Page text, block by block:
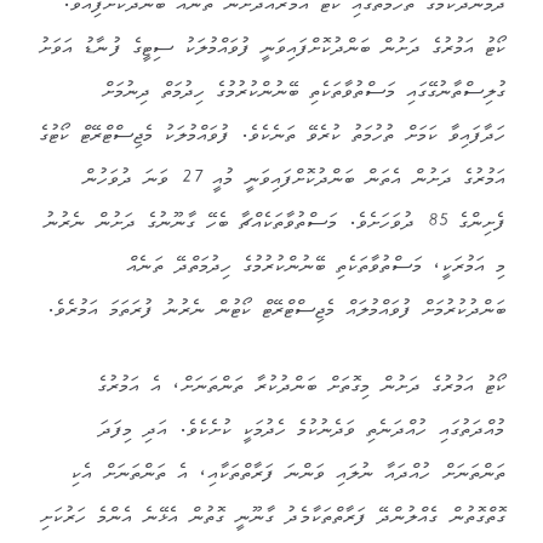
ދެމުންދާކަމުގެ ތުހުމަތުގައި ކޯޓު އަމުރެއްދަށުން ތަނެއް ބަންދުކޮށްފިއެވެ.
ކޯޓު އަމުރުގެ ދަށުން ބަންދުކޮށްފައިވަނީ ފުވައްމުލަކު ސިޓީގެ ފުނާޑު އަވަށު
ގުލިސްތާނުގޭގައި މަސްތުވާތަކެތި ބޭނުންކުރުމުގެ ހިދުމަތް ދިނުމަށް
ހަދާފައިވާ ކަމަށް ތުހުމަތު ކުރެވޭ ތަނެކެވެ. ފުވައްމުލަކު މެޖިސްޓްރޭޓް ކޯޓުގެ
އަމުރުގެ ދަށުން އެތަން ބަންދުކޮށްފައިވަނީ މުއީ 27 ވަނަ ދުވަހުން
ފެށިންގެ 85 ދުވަހަށެވެ. މަސްތުވާތަކެއްޗާ ބެހޭ ގާނޫނުގެ ދަށުން ނެރުނު
މި އަމުރަކީ، މަސްތުވާތަކެތި ބޭނުންކުރުމުގެ ހިދުމަތްދޭ ތަނެއް
ބަންދުކުރުމަށް ފުވައްމުލައް މެޖިސްޓްރޭޓް ކޯޓުން ނެރުނު ފުރަތަމަ އަމުރެވެ.
ކޯޓު އަމުރުގެ ދަށުން މިގޮތަށް ބަންދުކުރާ ތަންތަނަށް، އެ އަމުރުގެ
މުއްދަތުގައި ހުއްދަނެތި ވަދެނުކުމެ ހެދުމަކީ ކުށެކެވެ. އަދި މިފަދަ
ތަންތަނަށް ހުއްދައާ ނުލައި ވަންނަ ފަރާތްތަކާއި، އެ ތަންތަނަށް އެކި
ގޮތްގޮތުން ގެއްލުންދޭ ފަރާތްތަކާމެދު ގާނޫނީ ގޮތުން އެޅޭނެ އެންމެ ހަރުކަށި